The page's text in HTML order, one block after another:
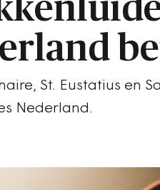
St. Eustatius en
Nederland.